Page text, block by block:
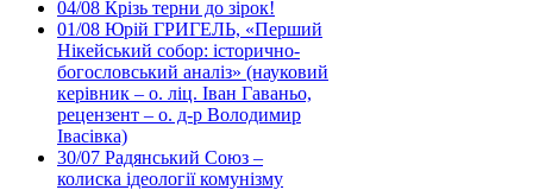
04/08 Крізь терни до зірок!
01/08 Юрій ГРИГЕЛЬ, «Перший
Нікейський собор: історично-
богословський аналіз» (науковий
керівник – о. ліц. Іван Гаваньо,
рецензент – о. д-р Володимир
Івасівка)
30/07 Радянський Союз –
колиска ідеології комунізму